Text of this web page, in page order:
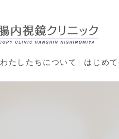
わたしたちについて はじめ